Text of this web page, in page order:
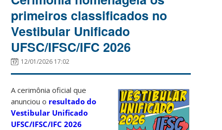
primeiros classificados no
Vestibular Unificado
UFSC/IFSC/IFC 2026
12/01/2026 17:02
A cerimônia oficial que
anunciou o resultado do
Vestibular Unificado
UFSC/IFSC/IFC 2026